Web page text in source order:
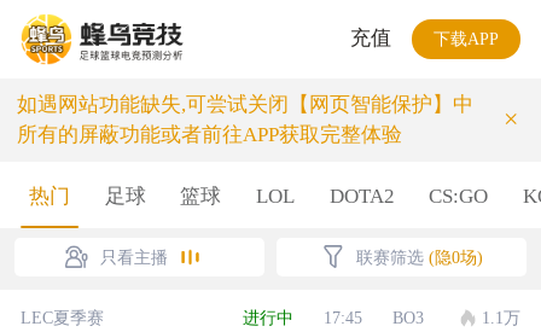
充值 下载APP
如遇网站功能缺失,可尝试关闭【网页智能保护】中
所有的屏蔽功能或者前往APP获取完整体验
×
热门 足球 篮球 LOL DOTA2 CS:GO
只看主播 联赛筛选 (隐0场)
LEC夏季赛 进行中 17:45 BO3 1.1万